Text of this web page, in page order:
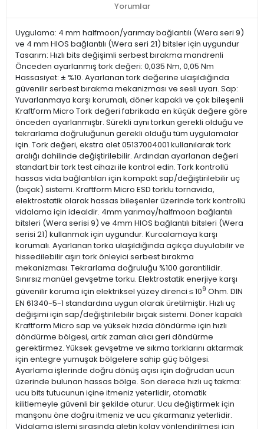
Yorumlar
Uygulama: 4 mm halfmoon/yarımay bağlantılı (Wera seri 9)
ve 4 mm HIOS bağlantılı (Wera seri 21) bitsler için uygundur
Tasarım: Hızlı bits değişimli serbest bırakma mandrenli
Önceden ayarlanmış tork değeri: 0,035 Nm, 0,05 Nm
Hassasiyet: ± %10. Ayarlanan tork değerine ulaşıldığında
güvenilir serbest bırakma mekanizması ve sesli uyarı. Sap:
Yuvarlanmaya karşı korumalı, döner kapaklı ve çok bileşenli
Kraftform Micro Tork değeri fabrikada en küçük değere göre
önceden ayarlanmıştır. Sürekli aynı torkun gerekli olduğu ve
tekrarlama doğruluğunun gerekli olduğu tüm uygulamalar
için. Tork değeri, ekstra alet 05137004001 kullanılarak tork
aralığı dahilinde değiştirilebilir. Ardından ayarlanan değeri
standart bir tork test cihazı ile kontrol edin. Tork kontrollü
hassas vida bağlantıları için kompakt sap/değiştirilebilir uç
(bıçak) sistemi. Kraftform Micro ESD torklu tornavida,
elektrostatik olarak hassas bileşenler üzerinde tork kontrollü
vidalama için idealdir. 4mm yarımay/halfmoon bağlantılı
bitsleri (Wera serisi 9) ve 4mm HIOS bağlantılı bitsleri (Wera
serisi 21) kullanmak için uygundur. Kurcalamaya karşı
korumalı. Ayarlanan torka ulaşıldığında açıkça duyulabilir ve
hissedilebilir aşırı tork önleyici serbest bırakma
mekanizması. Tekrarlama doğruluğu %100 garantilidir.
Sınırsız manüel gevşetme torku. Elektrostatik enerjiye karşı
güvenilir koruma için elektriksel yüzey direnci ≤ 109 Ohm. DIN
EN 61340-5-1 standardına uygun olarak üretilmiştir. Hızlı uç
değişimi için sap/değiştirilebilir bıçak sistemi. Döner kapaklı
Kraftform Micro sap ve yüksek hızda döndürme için hızlı
döndürme bölgesi, artık zaman alıcı geri döndürme
gerektirmez. Yüksek gevşetme ve sıkma torklarını aktarmak
için entegre yumuşak bölgelere sahip güç bölgesi.
Ayarlama işlerinde doğru dönüş açısı için doğrudan ucun
üzerinde bulunan hassas bölge. Son derece hızlı uç takma:
ucu bits tutucunun içine itmeniz yeterlidir, otomatik
kilitlemeyle güvenli bir şekilde oturur. Ucu değiştirmek için
manşonu öne doğru itmeniz ve ucu çıkarmanız yeterlidir.
Vidalama işlemi sırasında aletin kolay yönlendirilmesi için